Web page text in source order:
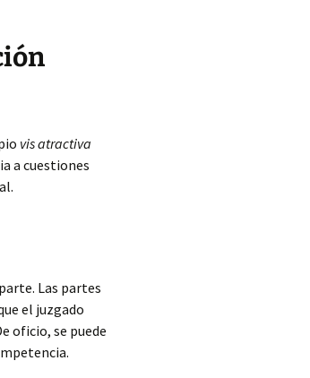
vis atractiva
a cuestiones
Las partes
el juzgado
oficio, se puede